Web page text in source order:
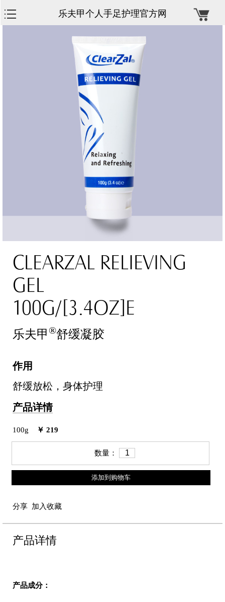
乐夫甲个人手足护理官方网
CLEARZAL RELIEVING
GEL
100G/[3.4OZ]E
乐夫甲®舒缓凝胶
作用
舒缓放松，身体护理
产品详情
100g ￥ 219
数量：
添加到购物车
分享 加入收藏
产品详情
产品成分：